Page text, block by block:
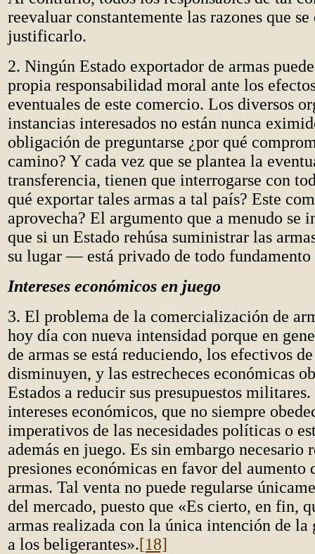
reevaluar constantemente las razones que se
justificarlo.
2. Ningún Estado exportador de armas
propia responsabilidad moral ante los
eventuales de este comercio. Los diversos
instancias interesados no están nunca
obligación de preguntarse ¿por qué
camino? Y cada vez que se plantea la
transferencia, tienen que interrogarse con
qué exportar tales armas a tal país? Este
aprovecha? El argumento que a menudo se
que si un Estado rehúsa suministrar las
su lugar — está privado de todo
Intereses económicos en juego
3. El problema de la comercialización de
hoy día con nueva intensidad porque en
de armas se está reduciendo, los efectivos
disminuyen, y las estrecheces económicas
Estados a reducir sus presupuestos militares.
intereses económicos, que no siempre
imperativos de las necesidades políticas o
además en juego. Es sin embargo necesario
presiones económicas en favor del aumento
armas. Tal venta no puede regularse
del mercado, puesto que «Es cierto, en fin,
armas realizada con la única intención de la
a los beligerantes».[18]